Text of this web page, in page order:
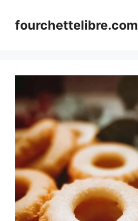
contentfourchettelibre.com